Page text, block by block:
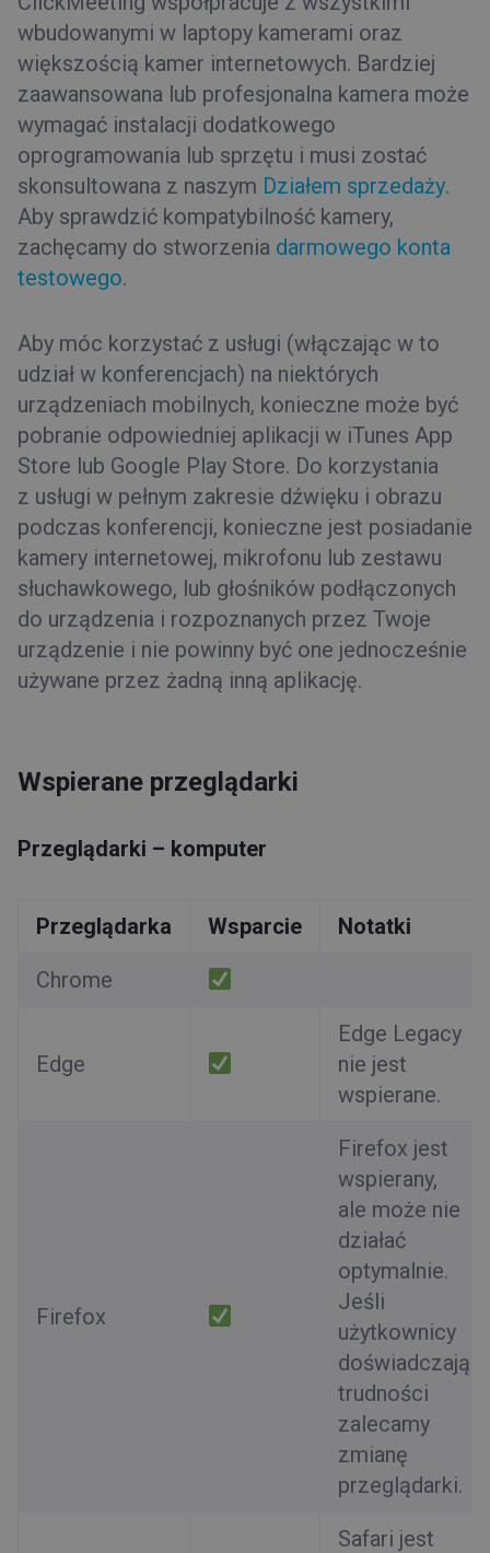
wbudowanymi w laptopy kamerami oraz
większością kamer internetowych. Bardziej
zaawansowana lub profesjonalna kamera może
wymagać instalacji dodatkowego
oprogramowania lub sprzętu i musi zostać
skonsultowana z naszym Działem sprzedaży.
Aby sprawdzić kompatybilność kamery,
zachęcamy do stworzenia darmowego konta
testowego.
Aby móc korzystać z usługi (włączając w to
udział w konferencjach) na niektórych
urządzeniach mobilnych, konieczne może być
pobranie odpowiedniej aplikacji w iTunes App
Store lub Google Play Store. Do korzystania
z usługi w pełnym zakresie dźwięku i obrazu
podczas konferencji, konieczne jest posiadanie
kamery internetowej, mikrofonu lub zestawu
słuchawkowego, lub głośników podłączonych
do urządzenia i rozpoznanych przez Twoje
urządzenie i nie powinny być one jednocześnie
używane przez żadną inną aplikację.
Wspierane przeglądarki
Przeglądarki – komputer
Przeglądarka Wsparcie Notatki
Chrome
Edge
Edge Legacy
nie jest
wspierane.
Firefox
Firefox jest
wspierany,
ale może nie
działać
optymalnie.
Jeśli
użytkownicy
doświadczają
trudności
zalecamy
zmianę
przeglądarki.
Safari jest